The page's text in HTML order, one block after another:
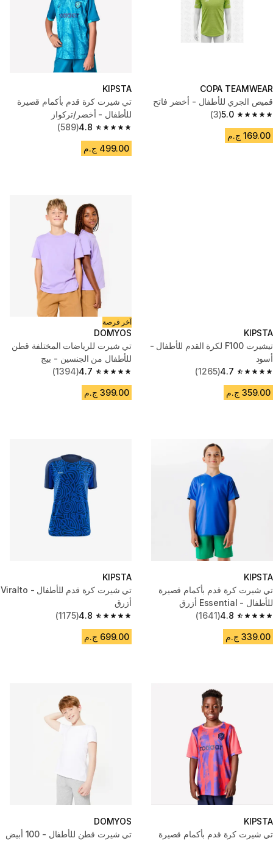
COPA TEAMWEAR
قميص الجري للأطفال - أخضر فاتح
5.0
5.0 out of 5 stars from 3 reviews
(3)
169.00 ج.م
KIPSTA
تي شيرت كرة قدم بأكمام قصيرة
للأطفال - أخضر/تركواز
4.8
4.8 out of 5 stars from 589 reviews
(589)
499.00 ج.م
KIPSTA
تيشيرت F100 لكرة القدم للأطفال -
أسود
4.7
4.7 out of 5 stars from 1265 reviews
(1265)
359.00 ج.م
آخر فرصة
DOMYOS
تي شيرت للرياضات المختلفة قطن
للأطفال من الجنسين - بيج
4.7
4.7 out of 5 stars from 1394 reviews
(1394)
399.00 ج.م
KIPSTA
تي شيرت كرة قدم بأكمام قصيرة
للأطفال - Essential أزرق
4.8
4.8 out of 5 stars from 1641 reviews
(1641)
339.00 ج.م
KIPSTA
تي شيرت كرة قدم للأطفال - Viralto
أزرق
4.8
4.8 out of 5 stars from 1175 reviews
(1175)
699.00 ج.م
KIPSTA
تي شيرت كرة قدم بأكمام قصيرة
DOMYOS
تي شيرت قطن للأطفال - 100 أبيض